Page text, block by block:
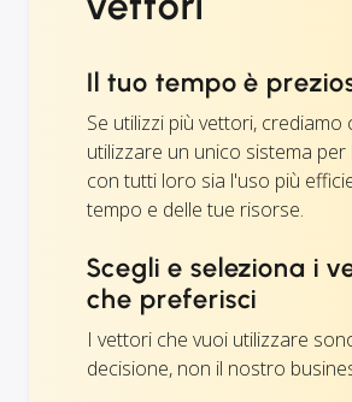
Il tuo tempo è
Se utilizzi più vettori, crediamo
utilizzare un unico sistema
con tutti loro sia l'uso più
tempo e delle tue risorse.
Scegli e seleziona i
che preferisci
I vettori che vuoi utilizzare
decisione, non il nostro